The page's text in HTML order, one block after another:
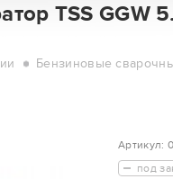
TSS GGW
Бензиновые
Артикул:
под